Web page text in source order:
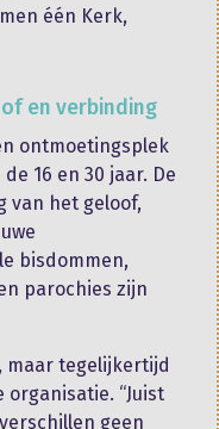
één Kerk,
en verbinding
ontmoetingsplek
16 en 30 jaar. De
van het geloof,
bisdommen,
parochies zijn
maar tegelijkertijd
organisatie. “Juist
geen